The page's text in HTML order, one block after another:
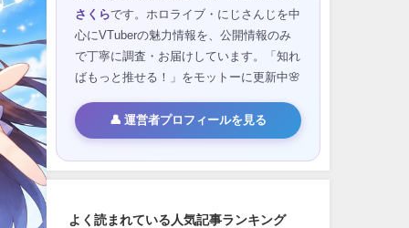
さくらです。ホロライブ・にじさんじを中
心にVTuberの魅力情報を、公開情報のみ
で丁寧に調査・お届けしています。「知れ
ばもっと推せる！」をモットーに更新中🌸
👤 運営者プロフィールを見る
よく読まれている人気記事ランキング